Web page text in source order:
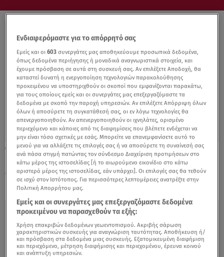
15.09.21, 15:39
Εξαρθρώθηκε σπείρα διαρρηκτών με λεία
άνω των 700.000 ευρώ
Ενδιαφερόμαστε για το απόρρητό σας
Εμείς και οι603 συνεργάτες μας αποθηκεύουμε προσωπικά δεδομένα,
όπως δεδομένα περιήγησης ή μοναδικά αναγνωριστικά στοιχεία, και
έχουμε πρόσβαση σε αυτά στη συσκευή σας. Αν επιλέξετε Αποδοχή, θα
καταστεί δυνατή η ενεργοποίηση τεχνολογιών παρακολούθησης
προκειμένου να υποστηριχθούν οι σκοποί που εμφανίζονται παρακάτω,
για τους οποίους εμείς και οι συνεργάτες μας επεξεργαζόμαστε τα
δεδομένα με σκοπό την παροχή υπηρεσιών. Αν επιλέξετε Απόρριψη όλων
όλων ή αποσύρετε τη συγκατάθεσή σας, οι εν λόγω τεχνολογίες θα
απενεργοποιηθούν. Αν απενεργοποιηθούν οι ιχνηλάτες, ορισμένο
περιεχόμενο και κάποιες από τις διαφημίσεις που βλέπετε ενδέχεται να
μην είναι τόσο σχετικές με εσάς. Μπορείτε να επανεμφανίσετε αυτό το
μενού για να αλλάξετε τις επιλογές σας ή να αποσύρετε τη συναίνεσή σας
ανά πάσα στιγμή πατώντας τον σύνδεσμο Διαχείριση προτιμήσεων στο
κάτω μέρος της ιστοσελίδας [ή το αιωρούμενο εικονίδιο στο κάτω
αριστερό μέρος της ιστοσελίδας, εάν υπάρχει]. Οι επιλογές σας θα τεθούν
σε ισχύ στον Ιστότοπος. Για περισσότερες λεπτομέρειες ανατρέξτε στην
Πολιτική Απορρήτου μας.
Εμείς και οι συνεργάτες μας επεξεργαζόμαστε δεδομένα
προκειμένου να παρασχεθούν τα εξής:
Χρήση επακριβών δεδομένων γεωεντοπισμού. Ακριβής σάρωση
χαρακτηριστικών συσκευής για αναγνώριση ταυτότητας. Αποθήκευση ή/
και πρόσβαση στα δεδομένα μιας συσκευής. Εξατομικευμένη διαφήμιση
και περιεχόμενο, μέτρηση διαφήμισης και περιεχομένου, έρευνα κοινού
και ανάπτυξη υπηρεσιών.